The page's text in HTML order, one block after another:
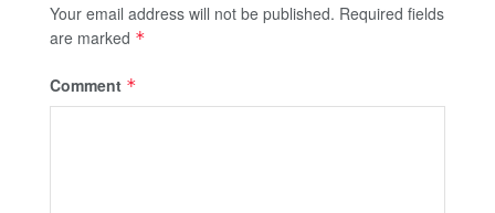
Your email address will not be published. Required fields
are marked *
Comment *